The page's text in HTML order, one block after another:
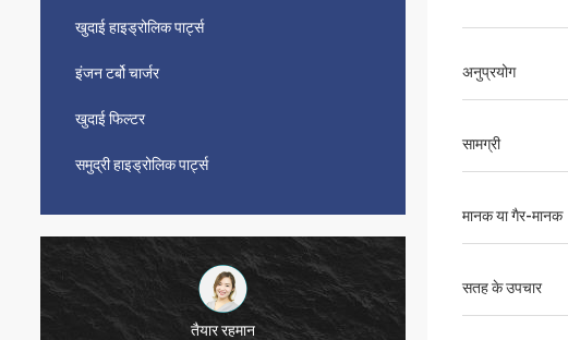
खुदाई हाइड्रोलिक पार्ट्स
इंजन टर्बो चार्जर
खुदाई फिल्टर
समुद्री हाइड्रोलिक पार्ट्स
तैयार रहमान
अनुप्रयोग
सामग्री
मानक या गैर-मानक
सतह के उपचार